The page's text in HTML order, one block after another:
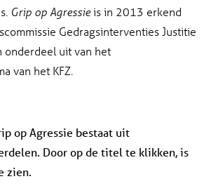
Grip op Agressieis in 2013 erkend
Gedragsinterventies Justitie
onderdeel uit van het
van het KFZ.
op Agressie bestaat uit
Door op de titel te klikken, is
zien.